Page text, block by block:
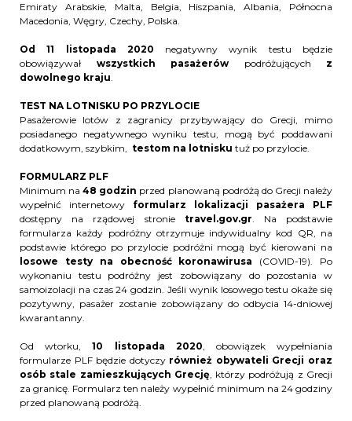
Emiraty Arabskie, Malta, Belgia, Hiszpania, Albania, Północna
Macedonia, Węgry, Czechy, Polska.
Od 11 listopada 2020 negatywny wynik testu będzie
obowiązywał wszystkich pasażerów podróżujących z
dowolnego kraju.
TEST NA LOTNISKU PO PRZYLOCIE
Pasażerowie lotów z zagranicy przybywający do Grecji, mimo
posiadanego negatywnego wyniku testu, mogą być poddawani
dodatkowym, szybkim, testom na lotnisku tuż po przylocie.
FORMULARZ PLF
Minimum na48 godzin przed planowaną podróżą do Grecji należy
wypełnić internetowy formularz lokalizacji pasażera PLF
dostępny na rządowej stronietravel.gov.gr. Na podstawie
formularza każdy podróżny otrzymuje indywidualny kod QR, na
podstawie którego po przylocie podróżni mogą być kierowani na
losowe testy na obecność koronawirusa (COVID-19). Po
wykonaniu testu podróżny jest zobowiązany do pozostania w
samoizolacji na czas 24 godzin. Jeśli wynik losowego testu okaże się
pozytywny, pasażer zostanie zobowiązany do odbycia 14-dniowej
kwarantanny.
Od wtorku,10 listopada 2020, obowiązek wypełniania
formularze PLF będzie dotyczy również obywateli Grecji oraz
osób stale zamieszkujących Grecję, którzy podróżują z Grecji
za granicę. Formularz ten należy wypełnić minimum na 24 godziny
przed planowaną podróżą.